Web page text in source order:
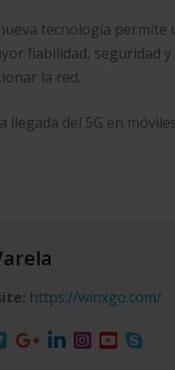
tecnología
fiabilidad, seguridad
la red.
https://winxgo.com/